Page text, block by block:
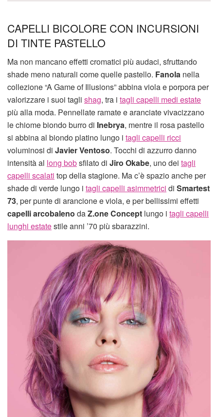
CAPELLI BICOLORE CON INCURSIONI
DI TINTE PASTELLO
Ma non mancano effetti cromatici più audaci, sfruttando
shade meno naturali come quelle pastello. Fanola nella
collezione “A Game of Illusions” abbina viola e porpora per
valorizzare i suoi tagli shag, tra i tagli capelli medi estate
più alla moda. Pennellate ramate e aranciate vivacizzano
le chiome biondo burro di Inebrya, mentre il rosa pastello
si abbina al biondo platino lungo i tagli capelli ricci
voluminosi di Javier Ventoso. Tocchi di azzurro danno
intensità al long bobsfilato di Jiro Okabe, uno dei tagli
capelli scalati top della stagione. Ma c’è spazio anche per
shade di verde lungo i tagli capelli asimmetrici di Smartest
73, per punte di arancione e viola, e per bellissimi effetti
capelli arcobaleno daZ.one Concept lungo i tagli capelli
lunghi estatestile anni ’70 più sbarazzini.